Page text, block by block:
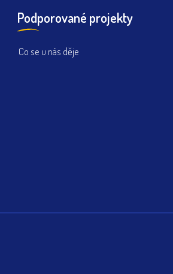
Podporované projekty
Co se u nás děje